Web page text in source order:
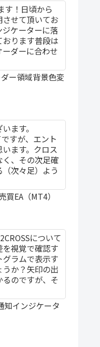
す！日頃から
せて頂いてお
ジケーターに落
ります普段は
ダーに合わせ
ー領域背景色変
ます。
すが、エント
ます。クロス
、その次足確
次々足）よう
買EA（MT4）
について
視覚で確認す
ラムで表示す
か？矢印の出
のですが、そ
知インジケータ